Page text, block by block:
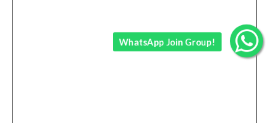
WhatsApp Join Group!